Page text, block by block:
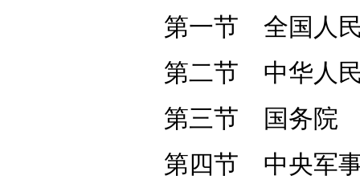
第一节 全国人
第二节 中华人
第三节 国务院
第四节 中央军